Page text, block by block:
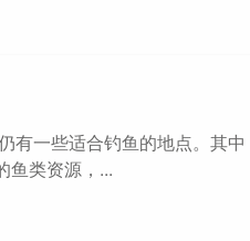
有一些适合钓鱼的地点。其
鱼类资源，...